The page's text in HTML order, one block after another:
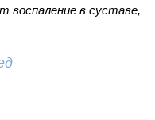
воспаление в суставе,